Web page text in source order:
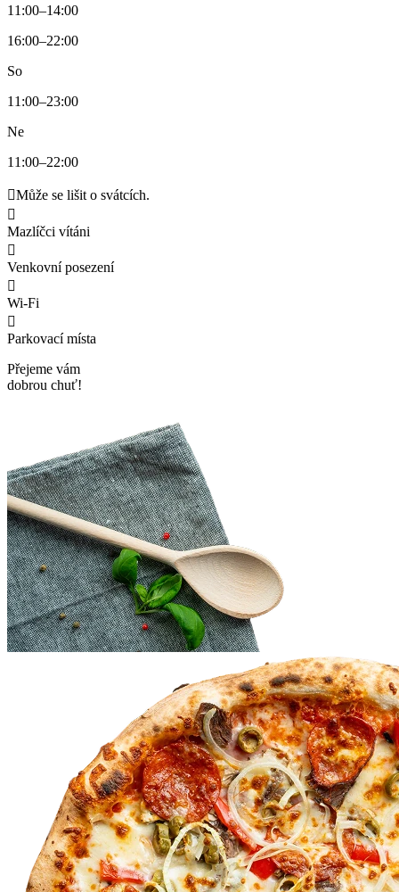
11:00–14:00
16:00–22:00
So
11:00–23:00
Ne
11:00–22:00
Může se lišit o svátcích.

Mazlíčci vítáni

Venkovní posezení

Wi-Fi

Parkovací místa
Přejeme vám
dobrou chuť!